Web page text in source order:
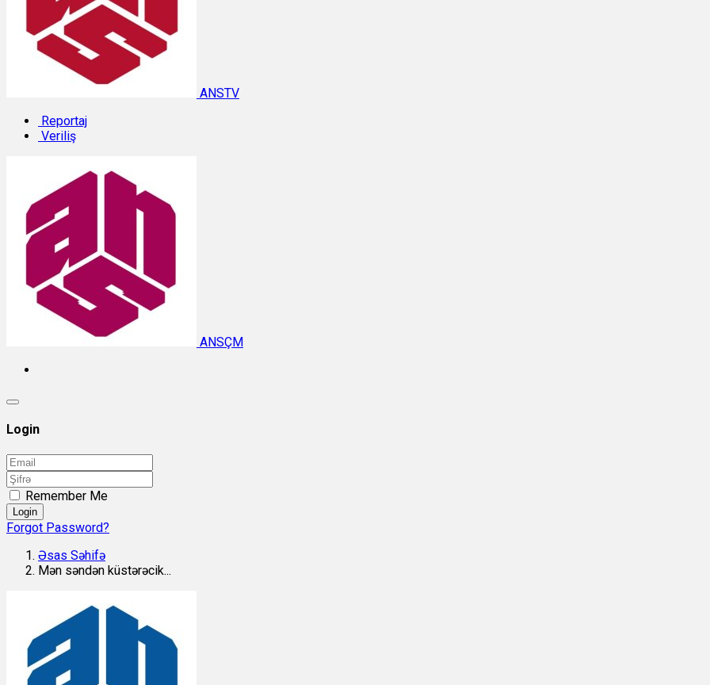
ANSTV
Reportaj
Veriliş
ANSÇM
Login
Remember Me
Login
Forgot Password?
Əsas Səhifə
Mən səndən küstərəcik...